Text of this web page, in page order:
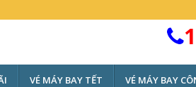
VÉ MÁY BAY TẾT VÉ MÁY BAY